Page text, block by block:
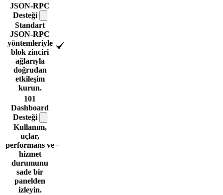
JSON-RPC
Desteği
Standart
JSON-RPC
yöntemleriyle
blok zinciri
ağlarıyla
doğrudan
etkileşim
kurun.
101
Dashboard
Desteği
Kullanım,
uçlar,
performans ve
hizmet
durumunu
sade bir
panelden
izleyin.
-